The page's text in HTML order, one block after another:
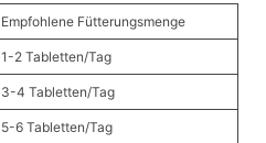
Empfohlene Fütterungsmenge
1-2 Tabletten/Tag
3-4 Tabletten/Tag
5-6 Tabletten/Tag